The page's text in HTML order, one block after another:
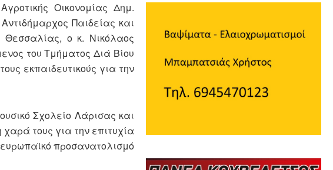
Οικονομίας Δημ.
Παιδείας και
Θεσσαλίας, ο κ. Νικόλαος
του Τμήματος Διά Βίου
εκπαιδευτικούς για την
Σχολείο Λάρισας και
τους για την επιτυχία
προσανατολισμό